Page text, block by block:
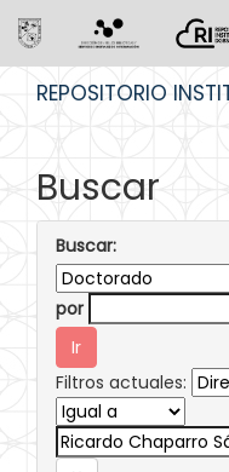
REPOSITORIO
Buscar
Buscar:
por
Filtros actuales: